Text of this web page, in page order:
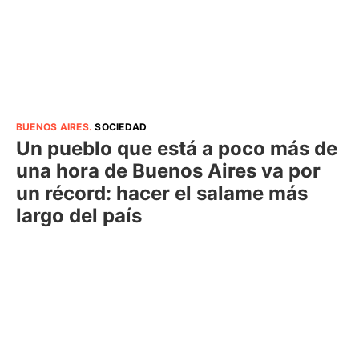
BUENOS AIRES.SOCIEDAD
Un pueblo que está a poco más de
una hora de Buenos Aires va por
un récord: hacer el salame más
largo del país